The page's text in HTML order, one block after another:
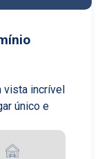
vista incrível
único e